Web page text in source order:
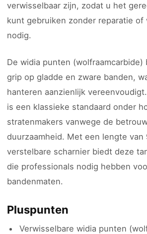
verwisselbaar zijn, zodat u het
kunt gebruiken zonder reparatie of
nodig.
De widia punten (wolfraamcarbide)
grip op gladde en zware banden,
hanteren aanzienlijk
is een klassieke standaard onder
stratenmakers vanwege de
duurzaamheid. Met een lengte van
verstelbare scharnier biedt deze
die professionals nodig hebben
bandenmaten.
Pluspunten
Verwisselbare widia punten